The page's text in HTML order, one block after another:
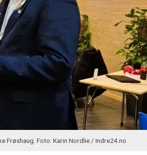
Frøshaug. Foto: Karin Nordlie / Indre24.no